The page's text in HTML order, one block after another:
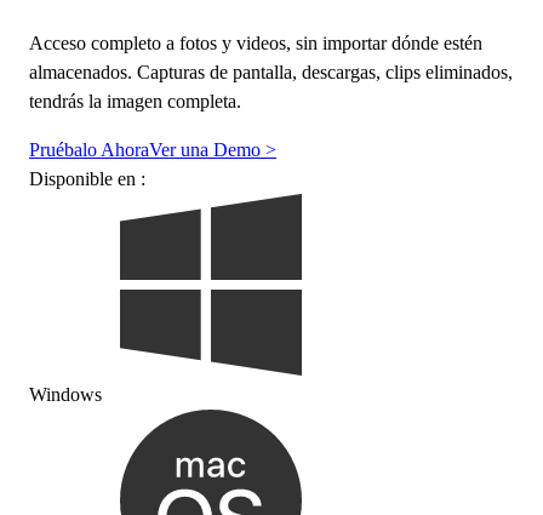
Acceso completo a fotos y videos, sin importar dónde estén
almacenados. Capturas de pantalla, descargas, clips eliminados,
tendrás la imagen completa.
Pruébalo AhoraVer una Demo >
Disponible en :
Windows